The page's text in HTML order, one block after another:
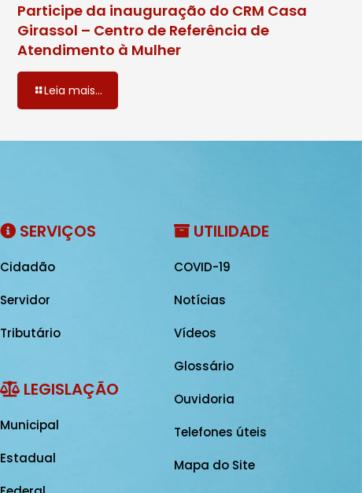
Participe da inauguração do CRM Casa
Girassol – Centro de Referência de
Atendimento à Mulher
Leia mais...
SERVIÇOS
Cidadão
Servidor
Tributário
LEGISLAÇÃO
Municipal
Estadual
UTILIDADE
COVID-19
Notícias
Vídeos
Glossário
Ouvidoria
Telefones úteis
Mapa do Site